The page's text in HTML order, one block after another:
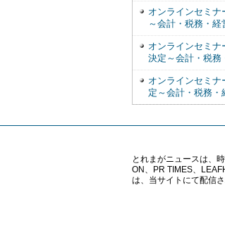
オンラインセミナ
～会計・税務・
オンラインセミ
決定～会計・税務
オンラインセミ
定～会計・税務
とれまがニュースは、
ON、PR TIMES、
は、当サイトにて配信